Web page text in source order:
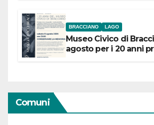
BRACCIANO LAGO
Museo Civico di
agosto per i 20 anni
Comuni